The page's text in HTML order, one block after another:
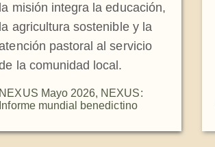
la misión integra la educación,
la agricultura sostenible y la
pastoral al servicio
la comunidad local.
NEXUS Mayo 2026, NEXUS:
Informe mundial benedictino